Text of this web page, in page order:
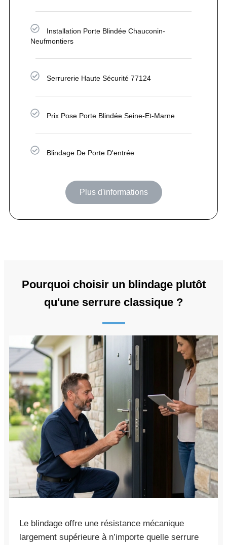
Installation Porte Blindée Chauconin-
Neufmontiers
Serrurerie Haute Sécurité 77124
Prix Pose Porte Blindée Seine-Et-Marne
Blindage De Porte D'entrée
Plus d'informations
Pourquoi choisir un blindage plutôt
qu'une serrure classique ?
Le blindage offre une résistance mécanique
largement supérieure à n’importe quelle serrure